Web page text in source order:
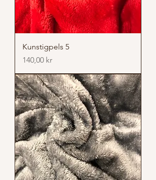
Kunstigpels 5
Pris
140,00 kr